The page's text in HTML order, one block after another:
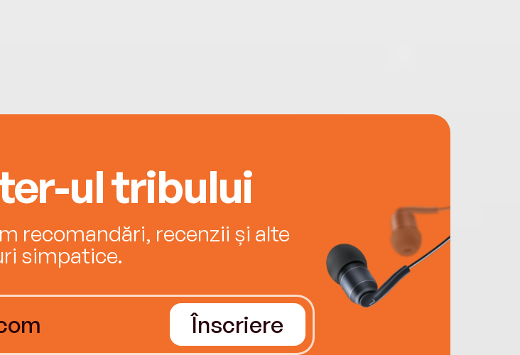
ul tribului
recomandări, recenzii și alte
simpatice.
Înscriere